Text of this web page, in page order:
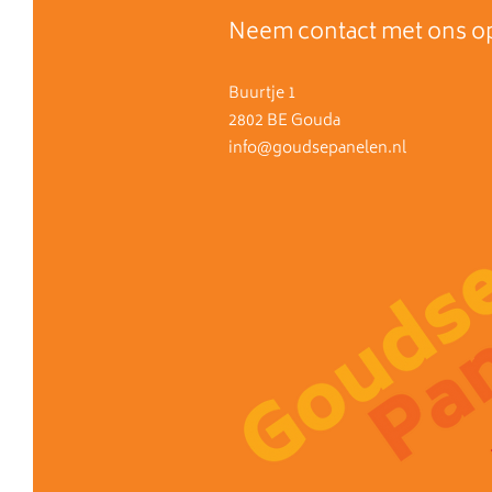
Neem contact met ons
Buurtje 1
2802 BE Gouda
info@goudsepanelen.nl